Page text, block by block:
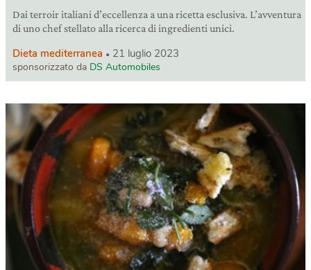
Dai terroir italiani d’eccellenza a una ricetta esclusiva. L’avventura
di uno chef stellato alla ricerca di ingredienti unici.
Dieta mediterranea 21 luglio 2023
sponsorizzato da DS Automobiles